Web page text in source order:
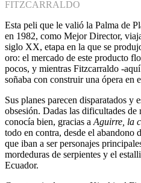
FITZCARRALDO
Esta peli que le valió la Palma de
en 1982, como Mejor Director,
siglo XX, etapa en la que se
oro: el mercado de este producto
pocos, y mientras Fitzcarraldo -
soñaba con construir una ópera en
Sus planes parecen disparatados y
obsesión. Dadas las dificultades
conocía bien, gracias a Aguirre, la
todo en contra, desde el abandono
que iban a ser personajes
mordeduras de serpientes y el
Ecuador.